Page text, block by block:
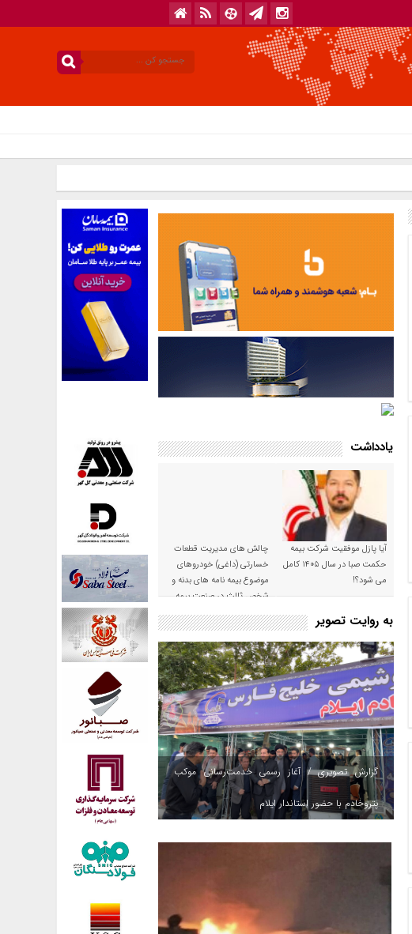
یادداشت
آیا پازل موفقیت شرکت بیمه
حکمت صبا در سال ۱۴۰۵ کامل
می شود؟!
چالش های مدیریت قطعات
خسارتی (داغی) خودروهای
موضوع بیمه نامه های بدنه و
شخص ثالث در صنعت بیمه
به روایت تصویر
گزارش تصویری / آغاز رسمی خدمت‌رسانی موکب
پتروخادم با حضور استاندار ایلام